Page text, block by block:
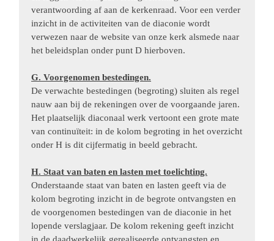
verantwoording af aan de kerkenraad. Voor een verder
inzicht in de activiteiten van de diaconie wordt
verwezen naar de website van onze kerk alsmede naar
het beleidsplan onder punt D hierboven.
G. Voorgenomen bestedingen.
De verwachte bestedingen (begroting) sluiten als regel
nauw aan bij de rekeningen over de voorgaande jaren.
Het plaatselijk diaconaal werk vertoont een grote mate
van continuïteit: in de kolom begroting in het overzicht
onder H is dit cijfermatig in beeld gebracht.
H. Staat van baten en lasten met toelichting.
Onderstaande staat van baten en lasten geeft via de
kolom begroting inzicht in de begrote ontvangsten en
de voorgenomen bestedingen van de diaconie in het
lopende verslagjaar. De kolom rekening geeft inzicht